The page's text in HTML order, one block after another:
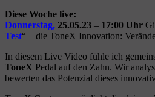
Diese Woche live:
Donnerstag, 25.05.23 – 17:00 Uhr
Test“ – die ToneX Innovation:
In diesem Live Video fühle ich
ToneX Pedal auf den Zahn. Wir
bewerten das Potenzial dieses